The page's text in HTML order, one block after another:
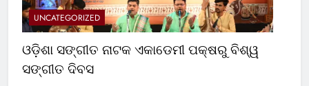
UNCATEGORIZED
ଓଡ଼ିଶା ସଙ୍ଗୀତ ନାଟକ ଏକାଡେମୀ ପକ୍ଷରୁ ବିଶ୍ୱ
ସଙ୍ଗୀତ ଦିବସ